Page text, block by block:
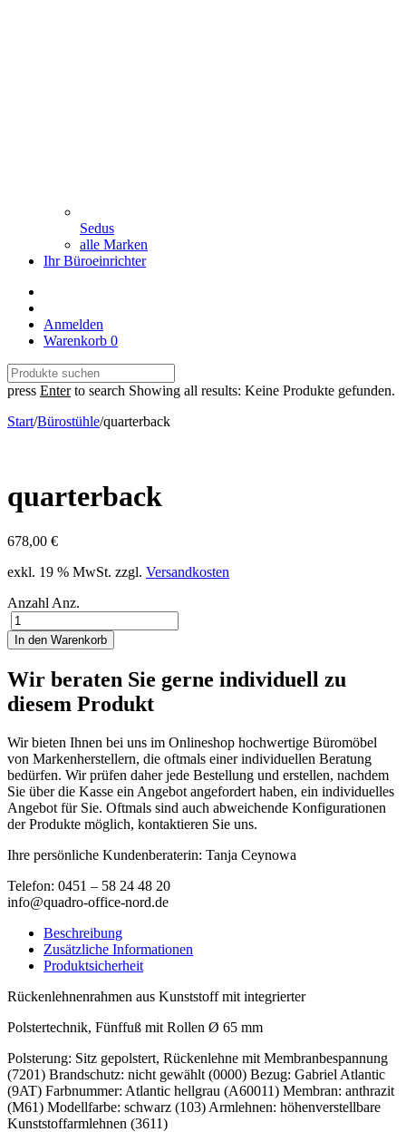
Sedus
alle Marken
Ihr Büroeinrichter
Anmelden
Warenkorb 0
press Enterto search Showing all results: Keine Produkte gefunden.
Start/Bürostühle/quarterback
quarterback
678,00 €
exkl. 19 % MwSt. zzgl. Versandkosten
Anzahl Anz.
In den Warenkorb
Wir beraten Sie gerne individuell zu
diesem Produkt
Wir bieten Ihnen bei uns im Onlineshop hochwertige Büromöbel
von Markenherstellern, die oftmals einer individuellen Beratung
bedürfen. Wir prüfen daher jede Bestellung und erstellen, nachdem
Sie über die Kasse ein Angebot angefordert haben, ein individuelles
Angebot für Sie. Oftmals sind auch abweichende Konfigurationen
der Produkte möglich, kontaktieren Sie uns.
Ihre persönliche Kundenberaterin: Tanja Ceynowa
Telefon: 0451 – 58 24 48 20
info@quadro-office-nord.de
Beschreibung
Zusätzliche Informationen
Produktsicherheit
Rückenlehnenrahmen aus Kunststoff mit integrierter
Polstertechnik, Fünffuß mit Rollen Ø 65 mm
Polsterung: Sitz gepolstert, Rückenlehne mit Membranbespannung
(7201) Brandschutz: nicht gewählt (0000) Bezug: Gabriel Atlantic
(9AT) Farbnummer: Atlantic hellgrau (A60011) Membran: anthrazit
(M61) Modellfarbe: schwarz (103) Armlehnen: höhenverstellbare
Kunststoffarmlehnen (3611)